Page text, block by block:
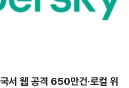
서 웹 공격 650만건·로컬 위